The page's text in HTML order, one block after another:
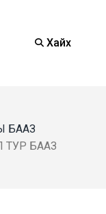
Хайх
БААЗ
ТУР БААЗ